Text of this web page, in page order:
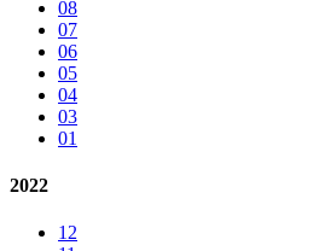
08
07
06
05
04
03
01
2022
12